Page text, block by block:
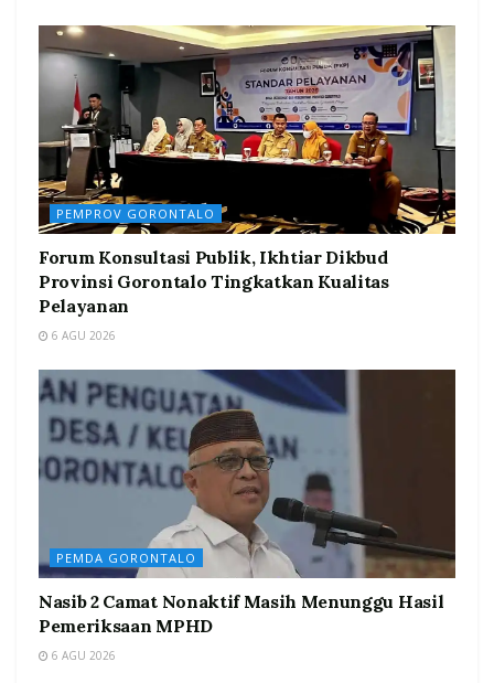
PEMPROV GORONTALO
Forum Konsultasi Publik, Ikhtiar Dikbud
Provinsi Gorontalo Tingkatkan Kualitas
Pelayanan
6 AGU 2026
PEMDA GORONTALO
Nasib 2 Camat Nonaktif Masih Menunggu Hasil
Pemeriksaan MPHD
6 AGU 2026